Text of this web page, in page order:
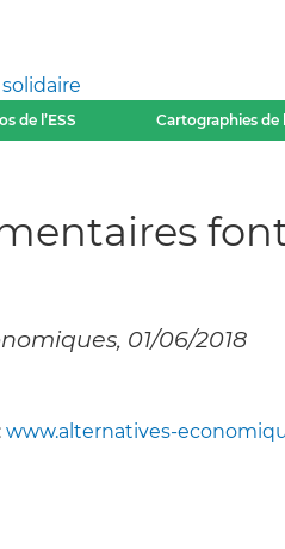
de l’ESS Cartographies de
01/06/2018
www.alternatives-